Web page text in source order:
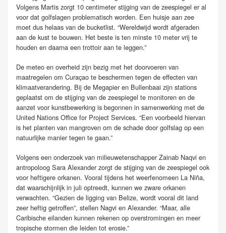
Volgens Martis zorgt 10 centimeter stijging van de zeespiegel er al
voor dat golfslagen problematisch worden. Een huisje aan zee
moet dus helaas van de bucketlist. “Wereldwijd wordt afgeraden
aan de kust te bouwen. Het beste is ten minste 10 meter vrij te
houden en daarna een trottoir aan te leggen.”
De meteo en overheid zijn bezig met het doorvoeren van
maatregelen om Curaçao te beschermen tegen de effecten van
klimaatverandering. Bij de Megapier en Bullenbaai zijn stations
geplaatst om de stijging van de zeespiegel te monitoren en de
aanzet voor kunstbewerking is begonnen in samenwerking met de
United Nations Office for Project Services. “Een voorbeeld hiervan
is het planten van mangroven om de schade door golfslag op een
natuurlijke manier tegen te gaan.”
Volgens een onderzoek van milieuwetenschapper Zainab Naqvi en
antropoloog Sara Alexander zorgt de stijging van de zeespiegel ook
voor heftigere orkanen. Vooral tijdens het weerfenomeen La Niña,
dat waarschijnlijk in juli optreedt, kunnen we zware orkanen
verwachten. “Gezien de ligging van Belize, wordt vooral dit land
zeer heftig getroffen”, stellen Nagvi en Alexander. “Maar, alle
Caribische eilanden kunnen rekenen op overstromingen en meer
tropische stormen die leiden tot erosie.”